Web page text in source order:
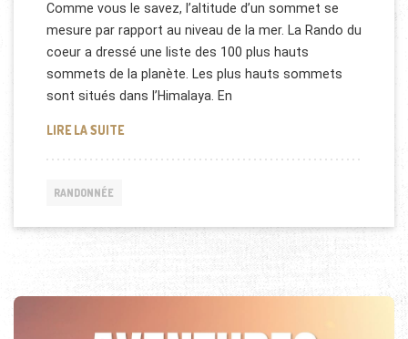
Comme vous le savez, l’altitude d’un sommet se
mesure par rapport au niveau de la mer. La Rando du
coeur a dressé une liste des 100 plus hauts
sommets de la planète. Les plus hauts sommets
sont situés dans l’Himalaya. En
LIRE LA SUITELES 100 PLUS HAUTS SOMMETS DE LA PLANÈTE
RANDONNÉE